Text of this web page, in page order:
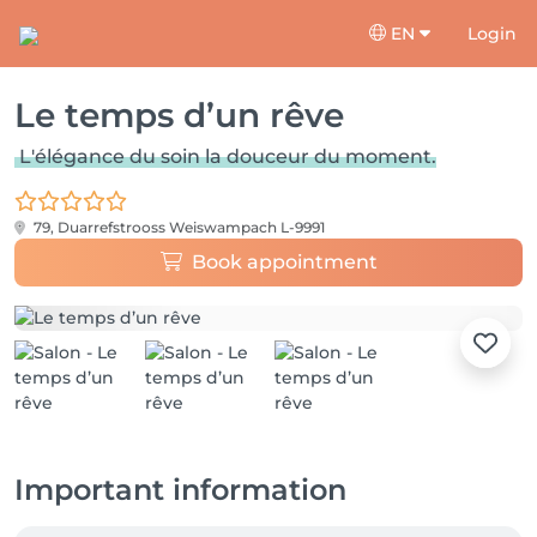
EN Login
Le temps d’un rêve
L'élégance du soin la douceur du moment.
79, Duarrefstrooss Weiswampach L-9991
Book appointment
Important information